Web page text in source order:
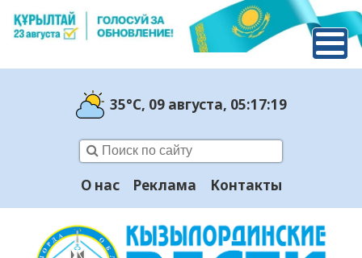
35°C, 09 августа, 05:17:20
О нас Реклама Контакты